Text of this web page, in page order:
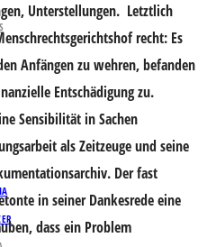
Unterstellungen. Letztlich
recht: Es
Anfängen zu wehren, befanden
Entschädigung zu.
Sensibilität in Sachen
als Zeitzeuge und seine
Der fast
in seiner Dankesrede eine
dass ein Problem